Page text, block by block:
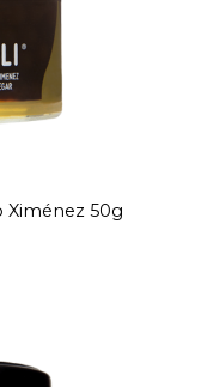
Ximénez 50g